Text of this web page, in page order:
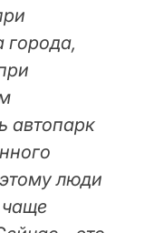
города,
автопарк
люди